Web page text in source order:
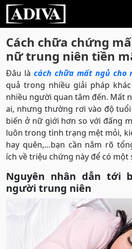
Cách chữa chứng
nữ trung niên tiền
Đâu là cách chữa mất ngủ cho
quả trong nhiều giải pháp
nhiều người quan tâm đến. Mất
ai, nhưng thường rơi vào độ
biến ở nữ giới hơn so với đấng
luôn trong tình trạng mệt mỏi,
hay quên,…bạn cần nắm rõ
ích về triệu chứng này để có một
Nguyên nhân dẫn tới
người trung niên